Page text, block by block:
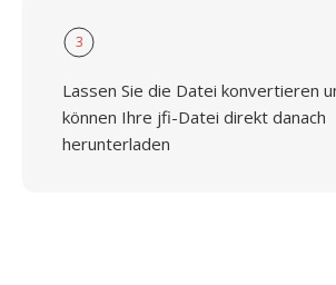
3
Lassen Sie die Datei konvertieren
können Ihre jfi-Datei direkt danach
herunterladen